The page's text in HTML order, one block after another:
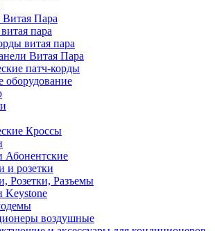
Витая Пара
пара
витая пара
Витая Пара
патч-корды
оборудование
Кроссы
Абонентские
и розетки
Розетки, Разъемы
Keystone
воздушные